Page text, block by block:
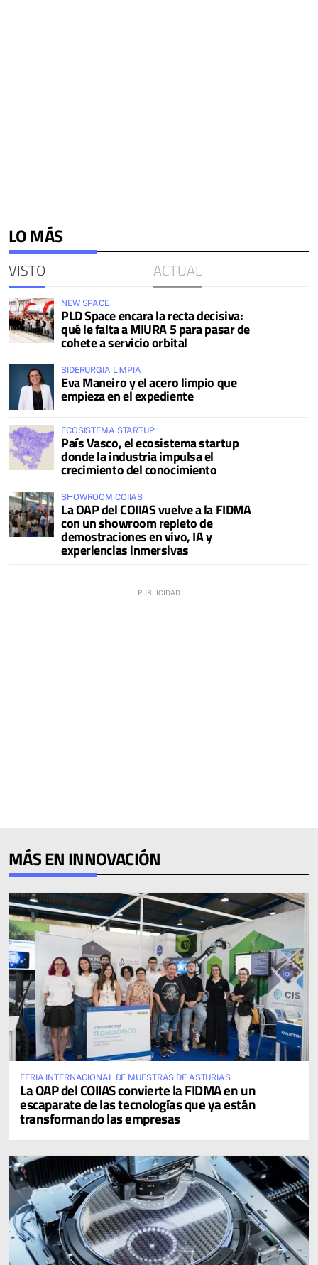
LO MÁS
VISTO ACTUAL
NEW SPACE
PLD Space encara la recta decisiva:
qué le falta a MIURA 5 para pasar de
cohete a servicio orbital
SIDERURGIA LIMPIA
Eva Maneiro y el acero limpio que
empieza en el expediente
ECOSISTEMA STARTUP
País Vasco, el ecosistema startup
donde la industria impulsa el
crecimiento del conocimiento
SHOWROOM COIIAS
La OAP del COIIAS vuelve a la FIDMA
con un showroom repleto de
demostraciones en vivo, IA y
experiencias inmersivas
MÁS EN INNOVACIÓN
FERIA INTERNACIONAL DE MUESTRAS DE ASTURIAS
La OAP del COIIAS convierte la FIDMA en un
escaparate de las tecnologías que ya están
transformando las empresas